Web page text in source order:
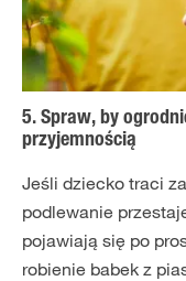
5. Spraw, by
przyjemnością
Jeśli dziecko traci
podlewanie
pojawiają się po
robienie babek z